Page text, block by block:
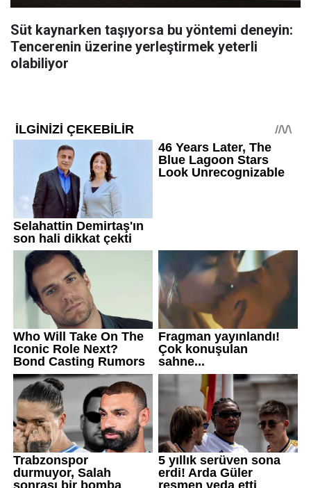
Süt kaynarken taşıyorsa bu yöntemi deneyin:
Tencerenin üzerine yerleştirmek yeterli
olabiliyor